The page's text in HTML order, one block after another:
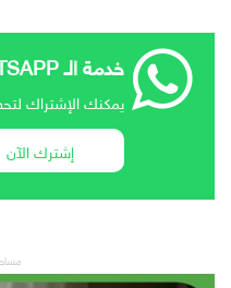
خدمة الـ WHATSAPP
يمكنك الإشتراك
إشترك الآن